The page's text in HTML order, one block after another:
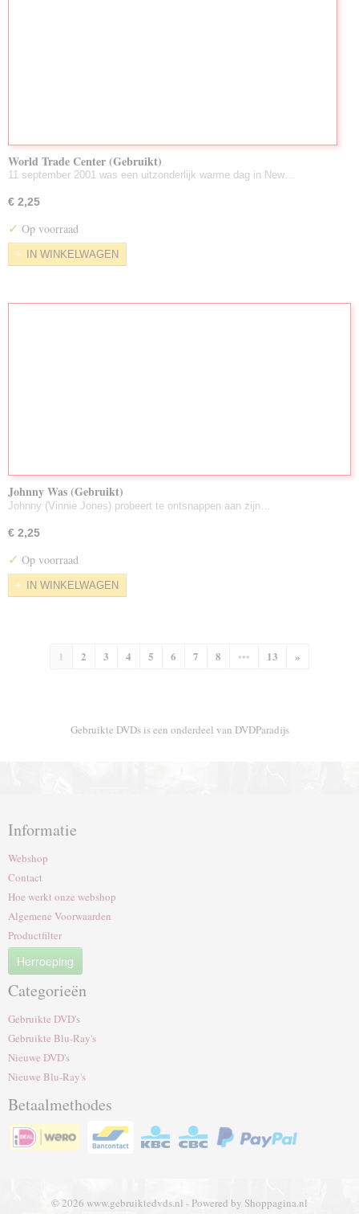
World Trade Center (Gebruikt)
11 september 2001 was een uitzonderlijk warme dag in New…
€ 2,25
✓ Op voorraad
IN WINKELWAGEN
Johnny Was (Gebruikt)
Johnny (Vinnie Jones) probeert te ontsnappen aan zijn…
€ 2,25
✓ Op voorraad
IN WINKELWAGEN
1 2 3 4 5 6 7 8 ••• 13 »
Gebruikte DVDs is een onderdeel van DVDParadijs
Informatie
Webshop
Contact
Hoe werkt onze webshop
Algemene Voorwaarden
Productfilter
Herroeping
Categorieën
Gebruikte DVD's
Gebruikte Blu-Ray's
Nieuwe DVD's
Nieuwe Blu-Ray's
Betaalmethodes
© 2026 www.gebruiktedvds.nl - Powered by Shoppagina.nl